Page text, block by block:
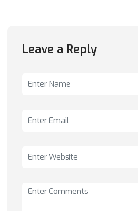
Leave a Reply